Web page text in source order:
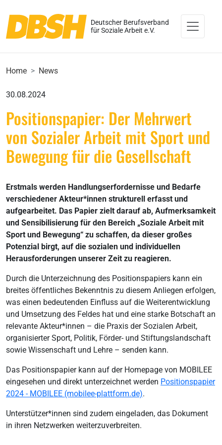
Deutscher Berufsverband
für Soziale Arbeit e.V.
Home News
30.08.2024
Positionspapier: Der Mehrwert
von Sozialer Arbeit mit Sport und
Bewegung für die Gesellschaft
Erstmals werden Handlungserfordernisse und Bedarfe
verschiedener Akteur*innen strukturell erfasst und
aufgearbeitet. Das Papier zielt darauf ab, Aufmerksamkeit
und Sensibilisierung für den Bereich „Soziale Arbeit mit
Sport und Bewegung“ zu schaffen, da dieser großes
Potenzial birgt, auf die sozialen und individuellen
Herausforderungen unserer Zeit zu reagieren.
Durch die Unterzeichnung des Positionspapiers kann ein
breites öffentliches Bekenntnis zu diesem Anliegen erfolgen,
was einen bedeutenden Einfluss auf die Weiterentwicklung
und Umsetzung des Feldes hat und eine starke Botschaft an
relevante Akteur*innen – die Praxis der Sozialen Arbeit,
organisierter Sport, Politik, Förder- und Stiftungslandschaft
sowie Wissenschaft und Lehre – senden kann.
Das Positionspapier kann auf der Homepage von MOBILEE
eingesehen und direkt unterzeichnet werden Positionspapier
2024 - MOBILEE (mobilee-plattform.de).
Unterstützer*innen sind zudem eingeladen, das Dokument
in ihren Netzwerken weiterzuverbreiten.